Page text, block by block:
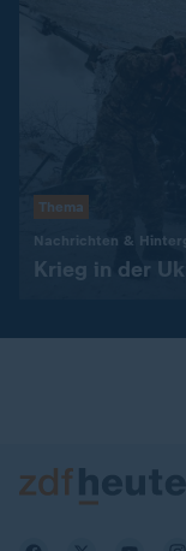
Thema
Nachrichten &
Krieg in der